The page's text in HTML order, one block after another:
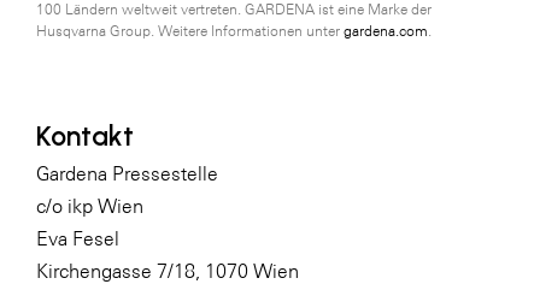
100 Ländern weltweit vertreten. GARDENA ist eine Marke der
Husqvarna Group. Weitere Informationen unter gardena.com.
Kontakt
Gardena Pressestelle
c/o ikp Wien
Eva Fesel
Kirchengasse 7/18, 1070 Wien